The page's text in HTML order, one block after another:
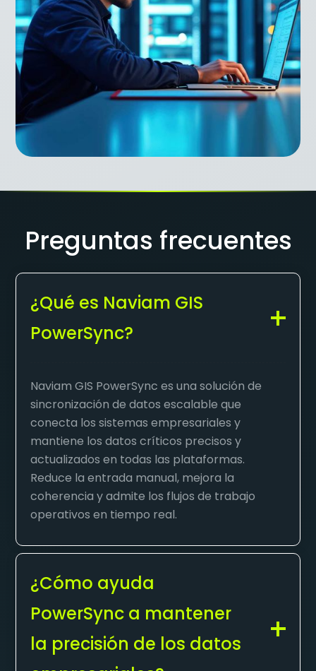
Preguntas frecuentes
¿Qué es Naviam GIS
PowerSync?
Naviam GIS PowerSync es una solución de
sincronización de datos escalable que
conecta los sistemas empresariales y
mantiene los datos críticos precisos y
actualizados en todas las plataformas.
Reduce la entrada manual, mejora la
coherencia y admite los flujos de trabajo
operativos en tiempo real.
¿Cómo ayuda
PowerSync a mantener
la precisión de los datos